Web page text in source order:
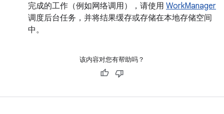
完成的工作（例如网络调用），请使用 WorkManager
调度后台任务，并将结果缓存或存储在本地存储空间
中。
该内容对您有帮助吗？